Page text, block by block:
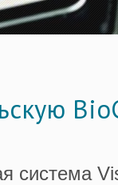
система